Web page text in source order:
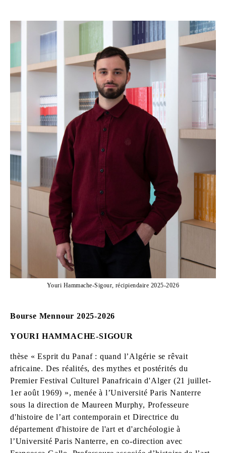
Youri Hammache-Sigour, récipiendaire 2025-2026
Bourse Mennour 2025-2026
YOURI HAMMACHE-SIGOUR
thèse « Esprit du Panaf : quand l’Algérie se rêvait
africaine. Des réalités, des mythes et postérités du
Premier Festival Culturel Panafricain d'Alger (21 juillet-
1er août 1969) », menée à l’Université Paris Nanterre
sous la direction de Maureen Murphy, Professeure
d'histoire de l’art contemporain et Directrice du
département d'histoire de l'art et d'archéologie à
l’Université Paris Nanterre, en co-direction avec